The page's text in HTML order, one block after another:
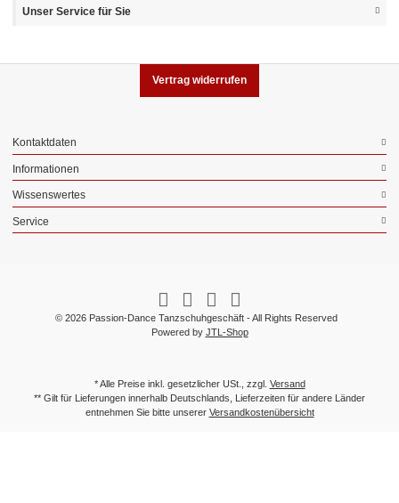
Unser Service für Sie
Vertrag widerrufen
Kontaktdaten
Informationen
Wissenswertes
Service
© 2026 Passion-Dance Tanzschuhgeschäft - All Rights Reserved
Powered by JTL-Shop
* Alle Preise inkl. gesetzlicher USt., zzgl. Versand
** Gilt für Lieferungen innerhalb Deutschlands, Lieferzeiten für andere Länder
entnehmen Sie bitte unserer Versandkostenübersicht